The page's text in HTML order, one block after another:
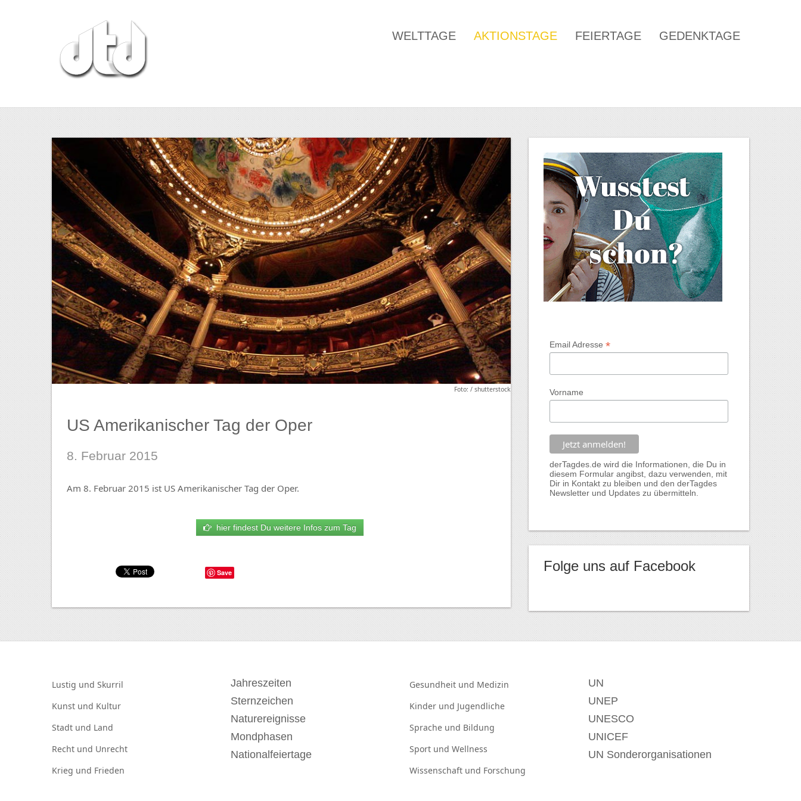
WELTTAGE AKTIONSTAGE FEIERTAGE GEDENKTAGE
Foto: / shutterstock
US Amerikanischer Tag der Oper
8. Februar 2015
Am 8. Februar 2015 ist US Amerikanischer Tag der Oper.
hier findest Du weitere Infos zum Tag
Save
Email Adresse *
Vorname
derTagdes.de wird die Informationen, die Du in
diesem Formular angibst, dazu verwenden, mit
Dir in Kontakt zu bleiben und den derTagdes
Newsletter und Updates zu übermitteln.
Folge uns auf Facebook
Lustig und Skurril
Kunst und Kultur
Stadt und Land
Recht und Unrecht
Krieg und Frieden
Jahreszeiten
Sternzeichen
Naturereignisse
Mondphasen
Nationalfeiertage
Gesundheit und Medizin
Kinder und Jugendliche
Sprache und Bildung
Sport und Wellness
Wissenschaft und Forschung
UN
UNEP
UNESCO
UNICEF
UN Sonderorganisationen